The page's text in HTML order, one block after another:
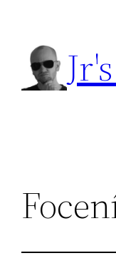
obsah